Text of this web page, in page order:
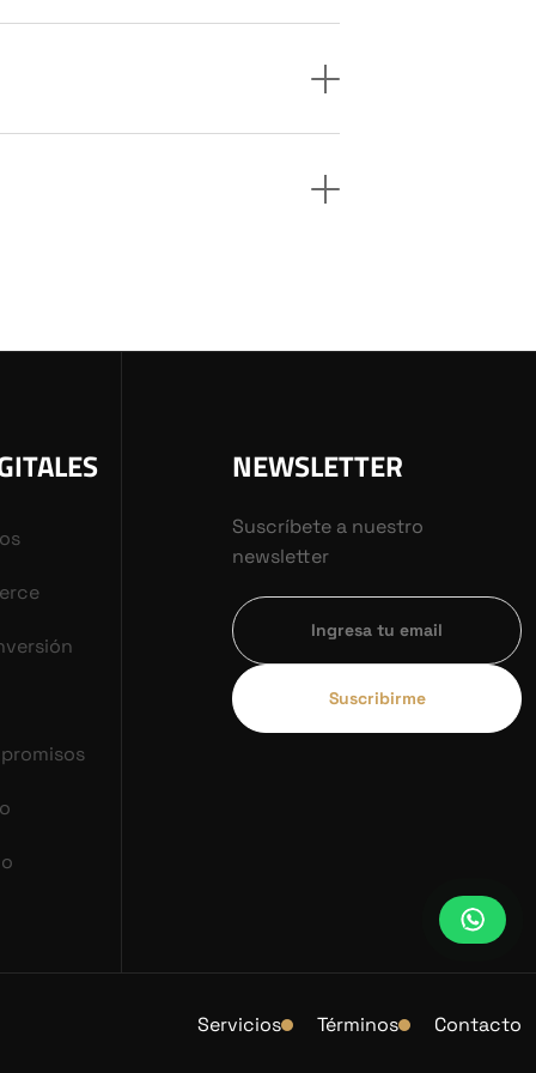
NEWSLETTER
Suscríbete a nuestro
newsletter
Suscribirme
Servicios Términos Contacto